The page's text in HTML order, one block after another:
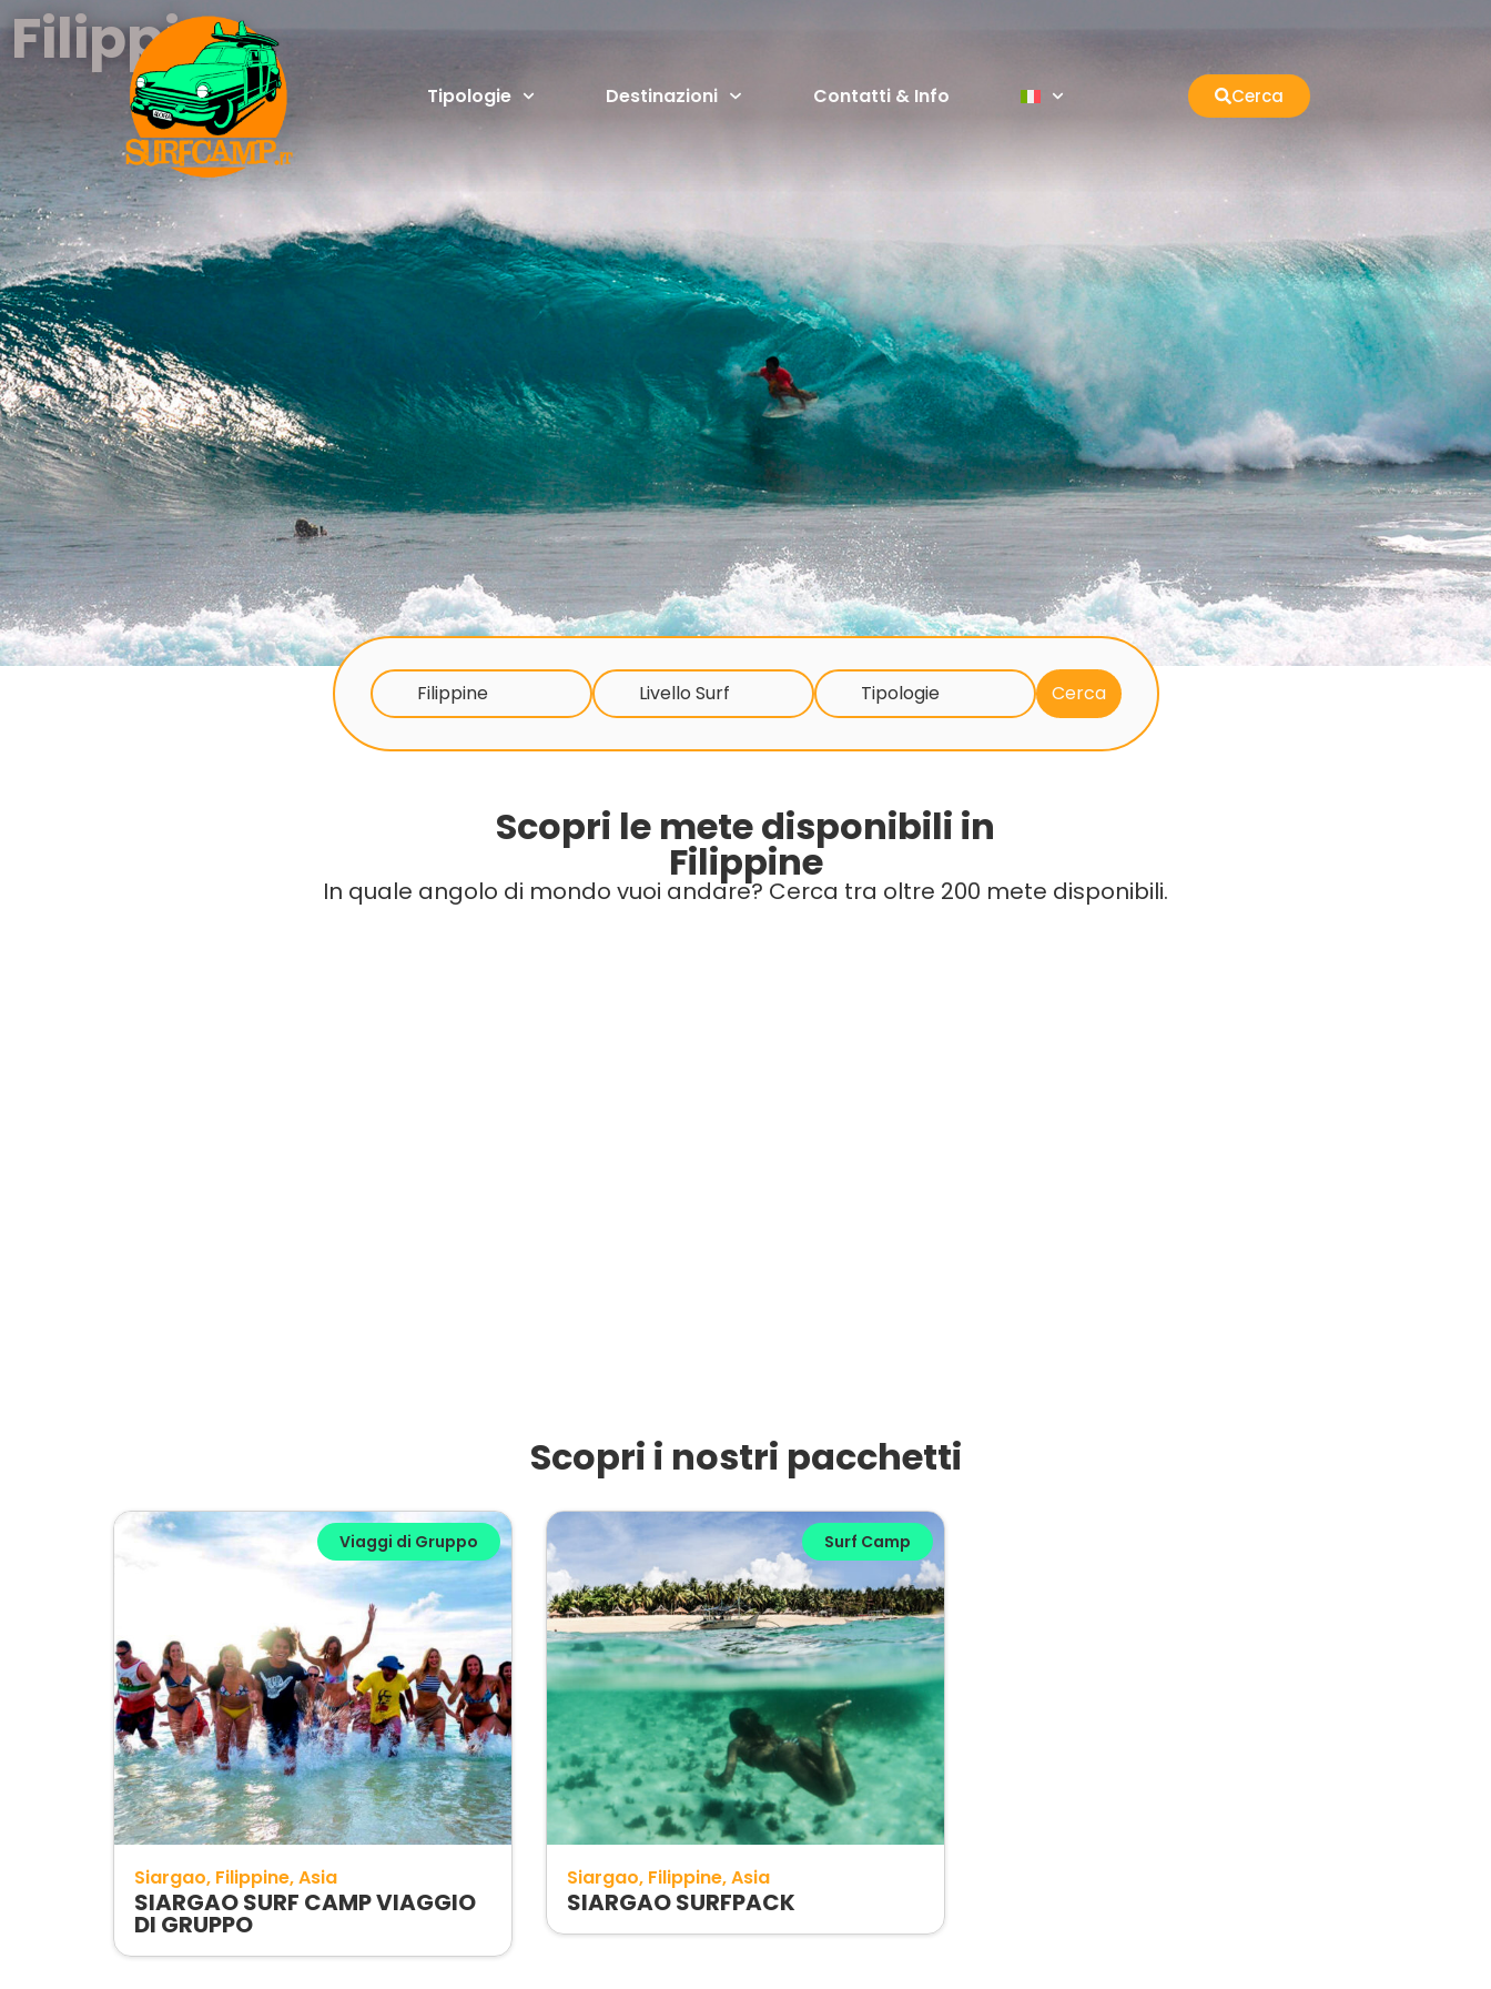
Tipologie Destinazioni Contatti & Info Cerca
Filippine
Filippine Livello Surf Tipologie
Scopri le mete disponibili in
Filippine
In quale angolo di mondo vuoi andare? Cerca tra oltre 200 mete disponibili.
Scopri i nostri pacchetti​
Viaggi di Gruppo
Siargao Filippine Asia
SIARGAO SURF CAMP VIAGGIO
DI GRUPPO
Surf Camp
Siargao Filippine Asia
SIARGAO SURFPACK